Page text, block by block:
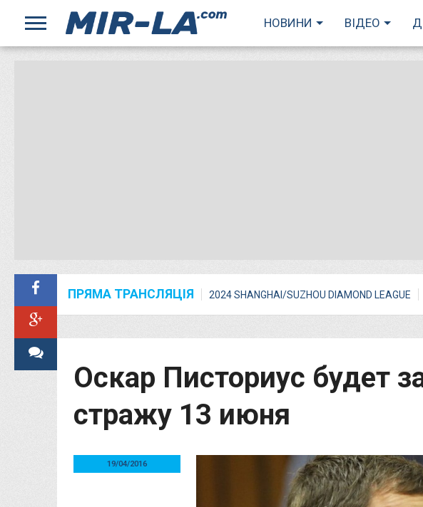
НОВИНИ ВІДЕО
ПРЯМА ТРАНСЛЯЦІЯ 2024 SHANGHAI/SUZHOU DIAMOND LEAGUE
Оскар Писториус будет
стражу 13 июня
19/04/2016